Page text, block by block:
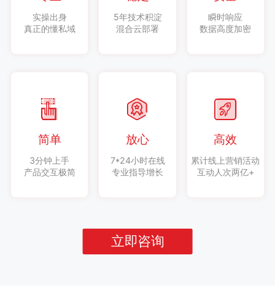
实操出身
真正的懂私域
5年技术积淀
混合云部署
瞬时响应
数据高度加密
简单
3分钟上手
产品交互极简
放心
7*24小时在线
专业指导增长
高效
累计线上营销活动
互动人次两亿+
立即咨询